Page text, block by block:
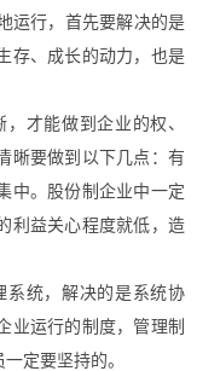
行，首先要解决的是
存、成长的动力，也是
才能做到企业的权、
晰要做到以下几点：有
中。股份制企业中一定
利益关心程度就低，造
统，解决的是系统协
业运行的制度，管理制
定要坚持的。